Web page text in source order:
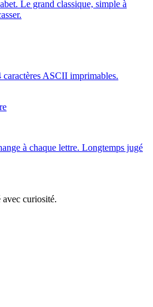
Le grand classique, simple à
ASCII imprimables.
à chaque lettre. Longtemps jugé
curiosité.